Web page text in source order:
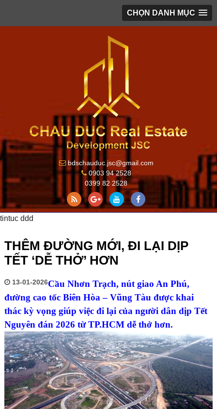
CHỌN DANH MỤC
bdschauduc.jsc@gmail.com
0903 94 2528
0399 82 2528
tintuc ddd
THÊM ĐƯỜNG MỚI, ĐI LẠI DỊP
TẾT ‘DỄ THỞ’ HƠN
13-01-2026Cầu Nhơn Trạch, nút giao An Phú,
đường cao tốc Biên Hòa – Vũng Tàu được khai
thác kỳ vọng giúp việc đi lại của người dân dịp Tết
Nguyên đán 2026 từ TP.HCM dễ thở hơn.